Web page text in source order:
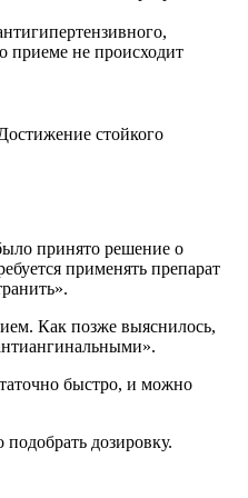
приеме не происходит
стойкого
принято решение о
применять препарат
Как позже выяснилось,
быстро, и можно
дозировку.